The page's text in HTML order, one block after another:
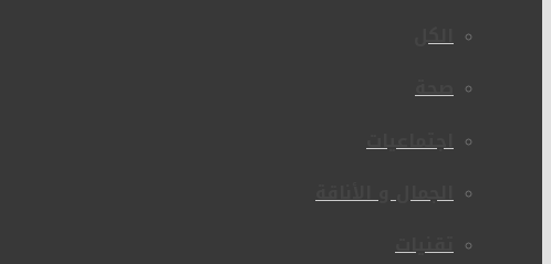
الكل
صحة
اجتماعيات
الجمال و الأناقة
تقنيات